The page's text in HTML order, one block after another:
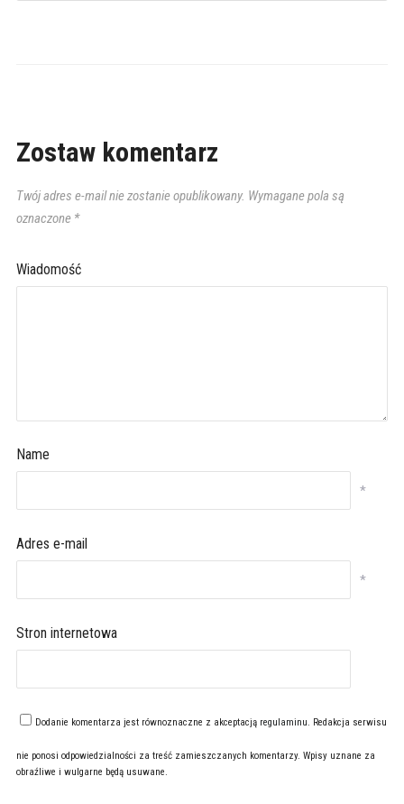
Zostaw komentarz
Twój adres e-mail nie zostanie opublikowany. Wymagane pola są
oznaczone *
Wiadomość
Name
*
Adres e-mail
*
Stron internetowa
Dodanie komentarza jest równoznaczne z akceptacją regulaminu. Redakcja serwisu
nie ponosi odpowiedzialności za treść zamieszczanych komentarzy. Wpisy uznane za
obraźliwe i wulgarne będą usuwane.